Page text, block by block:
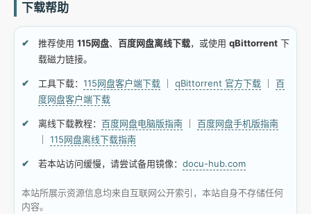
下载帮助
推荐使用 115网盘、 百度网盘离线下载，或使用 qBittorrent 下
载磁力链接。
工具下载： 115网盘客户端下载 qBittorrent 官方下载
百
度网盘客户端下载
离线下载教程： 百度网盘电脑版指南
百度网盘手机版指南
115网盘离线下载指南
若本站访问缓慢，请尝试备用镜像： docu-hub.com
本站所展示资源信息均来自互联网公开索引，本站自身不存储任何
内容。